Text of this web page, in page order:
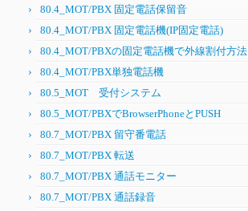
80.4_MOT/PBX 固定電話保留音
80.4_MOT/PBX 固定電話機(IP固定電話)
80.4_MOT/PBXの固定電話機で外線割付方法
80.4_MOT/PBX単独電話機
80.5_MOT 受付システム
80.5_MOT/PBXでBrowserPhoneとPUSH
80.7_MOT/PBX 留守番電話
80.7_MOT/PBX 転送
80.7_MOT/PBX 通話モニター
80.7_MOT/PBX 通話録音